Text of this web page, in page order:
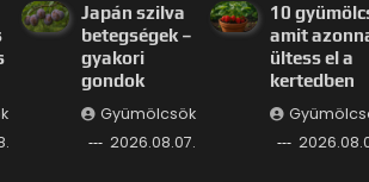
Japán szilva
betegségek –
gyakori
gondok
Gyümölcsök
2026.08.07.
10
amit
ültess el a
kertedben